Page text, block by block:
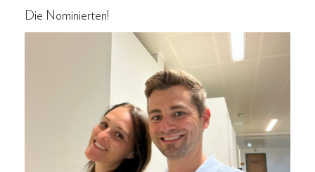
Die Nominierten!